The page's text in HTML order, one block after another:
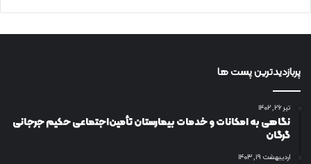
پربازدیدترین پست ها
تیر ۲۶, ۱۴۰۲
نگاهی به امکانات و خدمات بیمارستان تأمین‌اجتماعی حکیم جرجانی
گرگان
اردیبهشت ۱۹, ۱۴۰۳